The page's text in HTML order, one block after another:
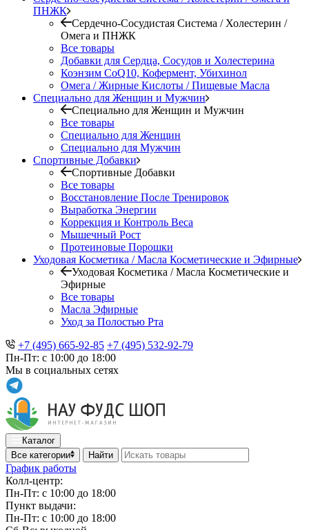
ПНЖК
Сердечно-Сосудистая Система / Холестерин /
Омега и ПНЖК
Все товары
Добавки для Сердца, Сосудов и Холестерина
Коэнзим CoQ10, Кофермент, Убихинол
Омега / Жирные Кислоты / Пищевые Масла
Специально для Женщин и Мужчин
Специально для Женщин и Мужчин
Все товары
Специально для Женщин
Специально для Мужчин
Спортивные Добавки
Спортивные Добавки
Все товары
Восстановление После Тренировок
Выработка Энергии
Коррекция и Контроль Веса
Мышечный Рост
Протеиновые Порошки
Уходовая Косметика / Масла Косметические и Эфирные
Уходовая Косметика / Масла Косметические и
Эфирные
Все товары
Масла Эфирные
Уход за Полостью Рта
+7 (495) 665-92-85 +7 (495) 532-92-79
Пн-Пт: с 10:00 до 18:00
Мы в социальных сетях
Каталог
Все категории
Найти
График работы
Колл-центр:
Пн-Пт: с 10:00 до 18:00
Пункт выдачи:
Пн-Пт: с 10:00 до 18:00